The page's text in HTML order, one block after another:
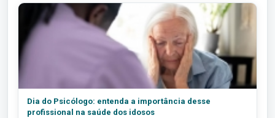
Dia do Psicólogo: entenda a importância desse
profissional na saúde dos idosos